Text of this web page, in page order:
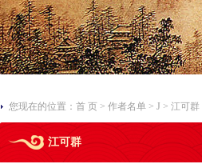
您现在的位置： 首 页 > 作者名单 > J > 江可群
江可群